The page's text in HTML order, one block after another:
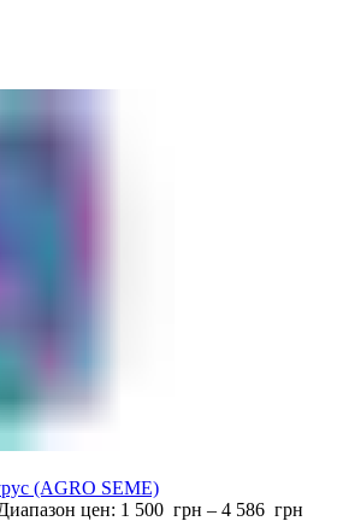
(AGRO SEME)
цен: 1 500 грн – 4 586 грн